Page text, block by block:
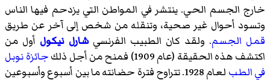
خارج الجسم الحي. ينتشر في المواطن التي يزدحم فيها الناس
وتسود أحوال غير صحية، وتنقله من شخص إلى آخر عن طريق
قمل الجسم. ولقد كان الطبيب الفرنسيشارل نيكول أول من
اكتشف هذه الحقيقة (عام 1909) فمنح من أجل ذلك
جائزة نوبل
في الطب
لعام 1928. تتراوح فترة حضانته ما بين أسبوع وأسبوعين